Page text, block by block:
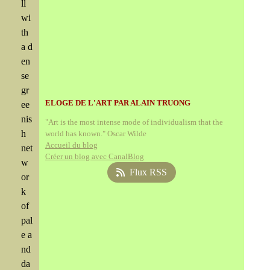
ll
wi
th
a d
en
se
gr
ee
nis
h
net
w
or
k
of
pal
e a
nd
da
ELOGE DE L'ART PAR ALAIN TRUONG
"Art is the most intense mode of individualism that the
world has known." Oscar Wilde
Accueil du blog
Créer un blog avec CanalBlog
Flux RSS